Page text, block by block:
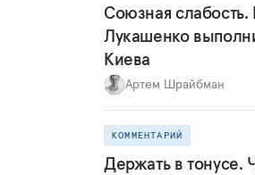
Союзная
Лукашенко
Киева
Артем Шрайбман
КОММЕНТАРИЙ
Держать в тонусе.